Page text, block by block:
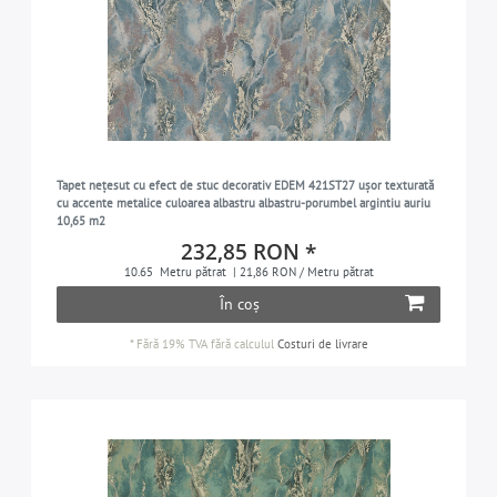
Tapet nețesut cu efect de stuc decorativ EDEM 421ST27 ușor texturată
cu accente metalice culoarea albastru albastru-porumbel argintiu auriu
10,65 m2
232,85 RON *
10.65 Metru pătrat | 21,86 RON / Metru pătrat
În coș
* Fără 19% TVAfără calculul Costuri de livrare